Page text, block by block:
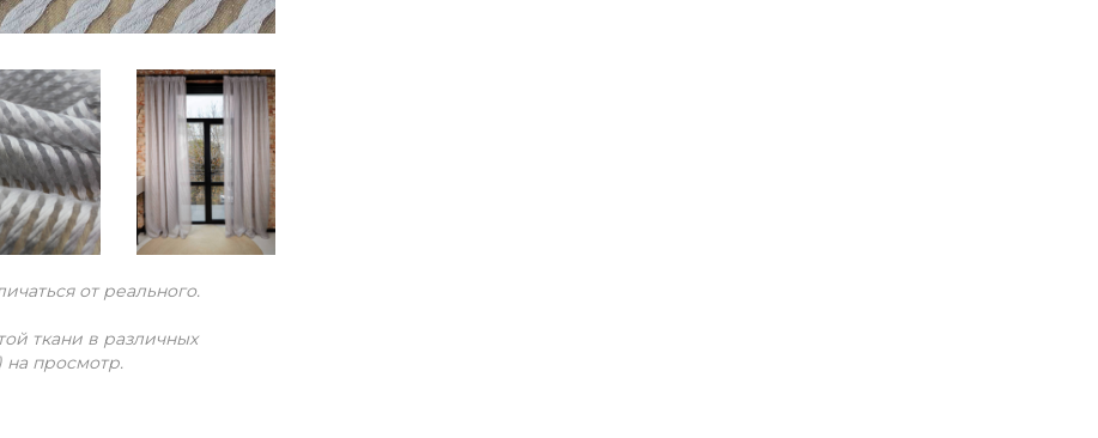
от реального.
ткани в различных
на просмотр.